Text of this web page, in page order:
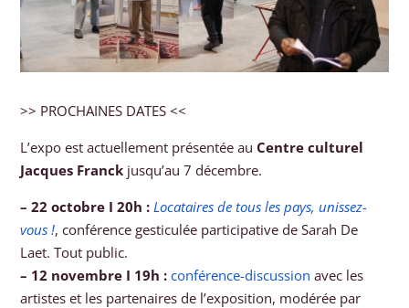
>> PROCHAINES DATES <<
L’expo est actuellement présentée auCentre culturel
Jacques Franck jusqu’au 7 décembre.
– 22 octobre I 20h : Locataires de tous les pays, unissez-
vous !, conférence gesticulée participative de Sarah De
Laet. Tout public.
– 12 novembre I 19h : conférence-discussion avec les
artistes et les partenaires de l’exposition, modérée par